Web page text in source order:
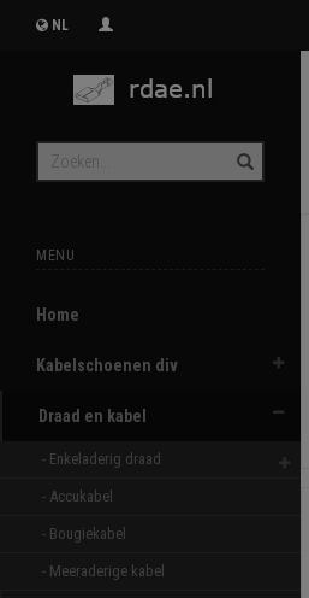
NL
MENU
Home
Kabelschoenen div
Draad en kabel
- Enkeladerig draad
- Accukabel
- Bougiekabel
- Meeraderige kabel